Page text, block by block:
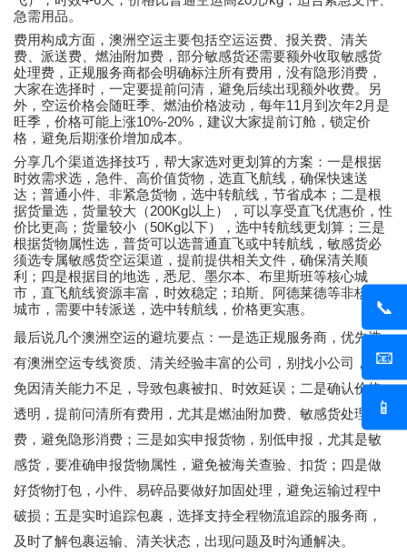
📞
📧
📱
急需用品。
费用构成方面， 澳洲空运主要包括空运运费、报关费、清关
费、派送费、燃油附加费，部分敏感货还需要额外收取敏感货
处理费，正规服务商都会明确标注所有费用，没有隐形消费，
大家在选择时，一定要提前问清，避免后续出现额外收费。另
外，空运价格会随旺季、燃油价格波动，每年11 月到次年2月是
旺季，价格可能上涨10%-20% ，建议大家提前订舱，锁定价
格，避免后期涨价增加成本。
分享几个渠道选择技巧，帮大家选对更划算的方案：一是根据
时效需求选，急件、高价值货物，选直飞航线，确保快速送
达；普通小件、非紧急货物，选中转航线，节省成本；二是根
据货量选，货量较大（200Kg以上），可以享受直飞优惠价，性
价比更高；货量较小（50Kg以下），选中转航线更划算；三是
根据货物属性选，普货可以选普通直飞或中转航线，敏感货必
须选专属敏感货空运渠道，提前提供相关文件，确保清关顺
利；四是根据目的地选，悉尼、墨尔本、布里斯班等核心城
市，直飞航线资源丰富，时效稳定；珀斯、阿德莱德等非核心
城市，需要中转派送，选中转航线，价格更实惠。
最后说几个澳洲空运的避坑要点：一是选正规服务商，优先选
有澳洲空运专线资质、清关经验丰富的公司，别找小公司，避
免因清关能力不足，导致包裹被扣、时效延误；二是确认价格
透明，提前问清所有费用，尤其是燃油附加费、敏感货处理
费，避免隐形消费；三是如实申报货物，别低申报，尤其是敏
感货，要准确申报货物属性，避免被海关查验、扣货；四是做
好货物打包，小件、易碎品要做好加固处理，避免运输过程中
破损；五是实时追踪包裹，选择支持全程物流追踪的服务商，
及时了解包裹运输、清关状态，出现问题及时沟通解决。